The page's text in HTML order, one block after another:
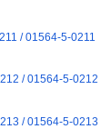
/ 01564-5-0211
/ 01564-5-0212
/ 01564-5-0213